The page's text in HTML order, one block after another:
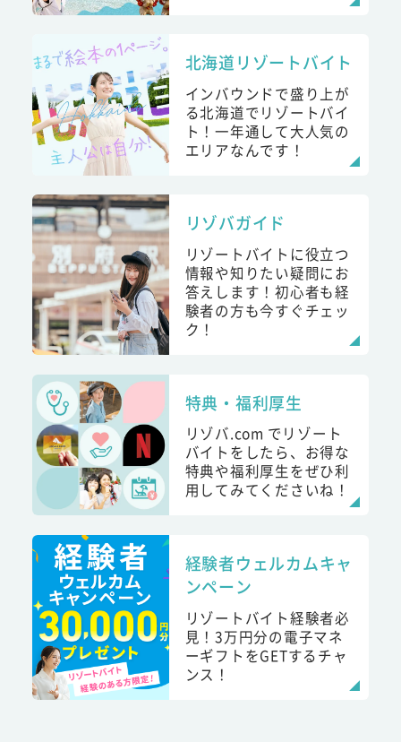
北海道リゾートバイト
インバウンドで盛り上が
る北海道でリゾートバイ
ト！一年通して大人気の
エリアなんです！
リゾバガイド
リゾートバイトに役立つ
情報や知りたい疑問にお
答えします！初心者も経
験者の方も今すぐチェッ
ク！
特典・福利厚生
リゾバ.com でリゾート
バイトをしたら、お得な
特典や福利厚生をぜひ利
用してみてくださいね！
経験者ウェルカムキャ
ンペーン
リゾートバイト経験者必
見！3万円分の電子マネ
ーギフトをGETするチャ
ンス！